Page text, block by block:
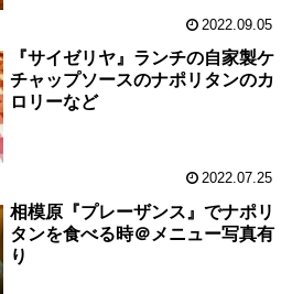
2022.09.05
『サイゼリヤ』ランチの自家製ケ
チャップソースのナポリタンのカ
ロリーなど
2022.07.25
相模原『プレーザンス』でナポリ
タンを食べる時＠メニュー写真有
り